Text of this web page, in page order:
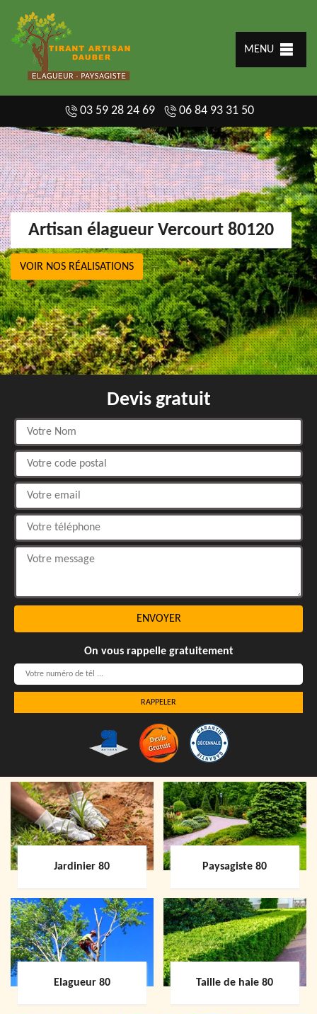
MENU
03 59 28 24 69 06 84 93 31 50
Artisan élagueur Vercourt 80120
VOIR NOS RÉALISATIONS
Devis gratuit
On vous rappelle gratuitement
Jardinier 80 Paysagiste 80
Elagueur 80 Taille de haie 80